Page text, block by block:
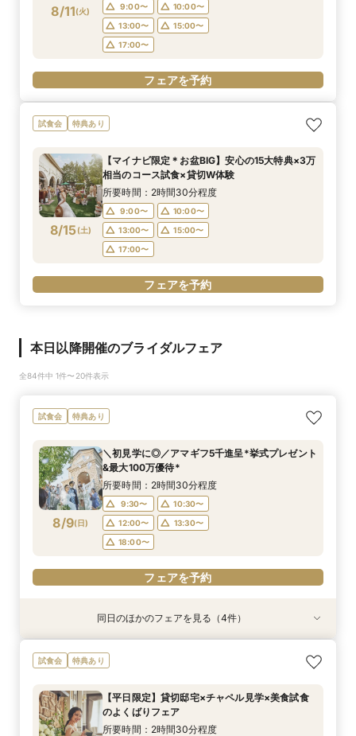
8/11(火) 9:00〜
10:00〜
13:00〜
15:00〜
17:00〜
フェアを予約
試食会 特典あり
8/15(土)
【マイナビ限定＊お盆BIG】安心の15大特典×3万
相当のコース試食×貸切W体験
所要時間：2時間30分程度
9:00〜
10:00〜
13:00〜
15:00〜
17:00〜
フェアを予約
本日以降開催のブライダルフェア
全84件中 1件〜20件表示
試食会 特典あり
8/9(日)
＼初見学に◎／アマギフ5千進呈*挙式プレゼント
&最大100万優待*
所要時間：2時間30分程度
9:30〜
10:30〜
12:00〜
13:30〜
18:00〜
フェアを予約
特典あり
8/9(日)
【愛犬と叶える】リングドッグ相談会×1日1組貸
切体験フェア
9:30〜
10:30〜
12:00〜
13:30〜
特典あり
8/9(日)
【少人数婚ご検討の方】5品無料試食×料理ラン
クアップ特典付*
9:30〜
10:30〜
12:00〜
13:30〜
特典あり
8/9(日)
*後悔しない見積比較*2件目見学大歓迎｜15大特
典×絶品試食付
9:30〜
10:30〜
12:00〜
13:30〜
特典あり
8/9(日)
国産牛×オマール海老ハーフコース5品＊3万円無
料試食付フェア
9:30〜
10:30〜
12:00〜
13:30〜
同日のほかのフェアを見る（4件）
試食会 特典あり
【平日限定】貸切邸宅×チャペル見学×美食試食
のよくばりフェア
所要時間：2時間30分程度